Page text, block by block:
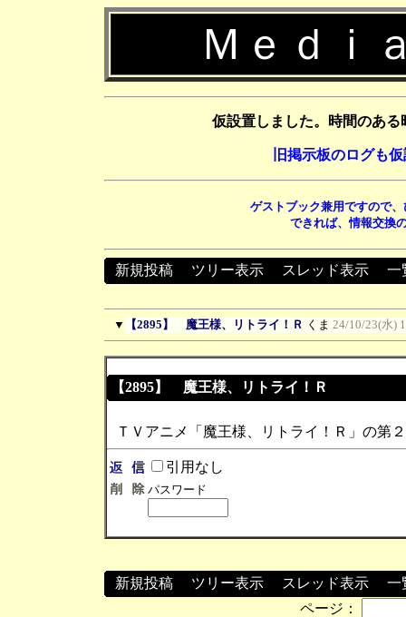
Ｍｅｄｉ
仮設置しました。時間のあ
旧掲示板のログも
ゲストブック兼用ですので
できれば、情報交換
新規投稿 ツリー表示 スレッド表示 一
▼ 【2895】 魔王様、リトライ！Ｒ くま 24/10/23(水)
【2895】 魔王様、リトライ！Ｒ
ＴＶアニメ「魔王様、リトライ！Ｒ」の第
引用なし
パスワード
新規投稿 ツリー表示 スレッド表示
一
ページ：